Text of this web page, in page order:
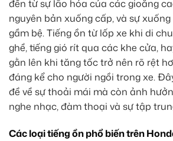
đến từ sự lão hóa của các gioăng
nguyên bản xuống cấp, và sự
gầm bệ. Tiếng ồn từ lốp xe khi di
ghề, tiếng gió rít qua các khe cửa,
gằn lên khi tăng tốc trở nên rõ rệt
đáng kể cho người ngồi trong xe.
đề về sự thoải mái mà còn ảnh
nghe nhạc, đàm thoại và sự tập
Các loại tiếng ồn phổ biến trên